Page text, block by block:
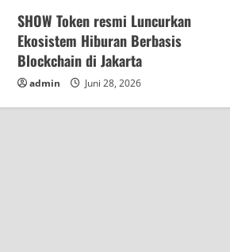
SHOW Token resmi Luncurkan
Ekosistem Hiburan Berbasis
Blockchain di Jakarta
admin Juni 28, 2026